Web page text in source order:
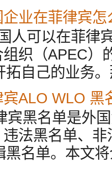
企业在菲律宾怎
人可以在菲律
组织（APEC）
拓自己的业务
宾ALO WLO 黑
宾黑名单是外
违法黑名单、
黑名单。本文